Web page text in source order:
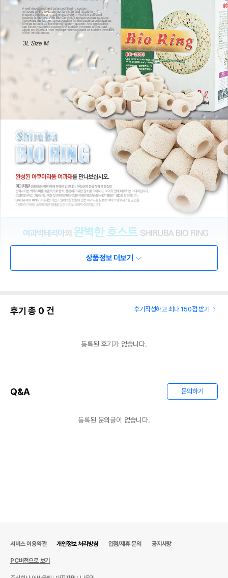
상품정보 더보기
후기 총 0 건 후기작성하고 최대 150점 받기
등록된 후기가 없습니다.
Q&A 문의하기
등록된 문의글이 없습니다.
서비스 이용약관 개인정보 처리방침 입점/제휴 문의 공지사항
PC버전으로 보기